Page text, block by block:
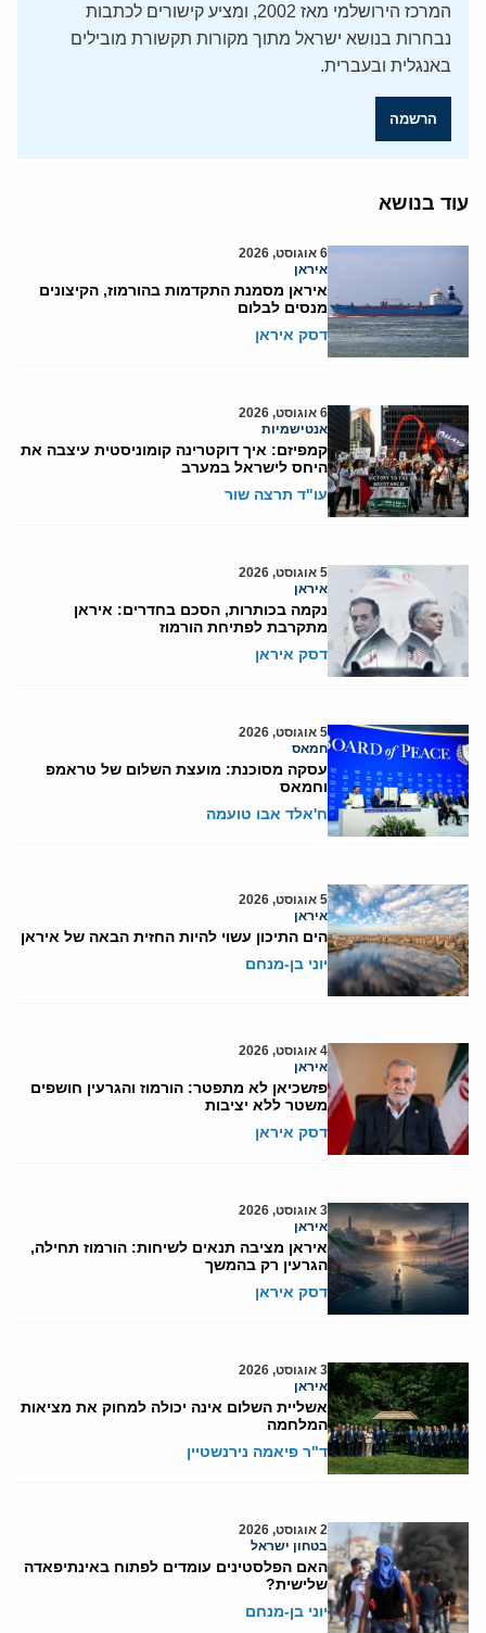
המרכז הירושלמי מאז 2002, ומציע קישורים לכתבות
נבחרות בנושא ישראל מתוך מקורות תקשורת מובילים
באנגלית ובעברית.
הרשמה
עוד בנושא
6 אוגוסט, 2026
איראן
איראן מסמנת התקדמות בהורמוז, הקיצונים
מנסים לבלום
דסק איראן
6 אוגוסט, 2026
אנטישמיות
קמפיזם: איך דוקטרינה קומוניסטית עיצבה את
היחס לישראל במערב
עו"ד תרצה שור
5 אוגוסט, 2026
איראן
נקמה בכותרות, הסכם בחדרים: איראן
מתקרבת לפתיחת הורמוז
דסק איראן
5 אוגוסט, 2026
חמאס
עסקה מסוכנת: מועצת השלום של טראמפ
וחמאס
ח'אלד אבו טועמה
5 אוגוסט, 2026
איראן
הים התיכון עשוי להיות החזית הבאה של איראן
יוני בן-מנחם
4 אוגוסט, 2026
איראן
פזשכיאן לא מתפטר: הורמוז והגרעין חושפים
משטר ללא יציבות
דסק איראן
3 אוגוסט, 2026
איראן
איראן מציבה תנאים לשיחות: הורמוז תחילה,
הגרעין רק בהמשך
דסק איראן
3 אוגוסט, 2026
איראן
אשליית השלום אינה יכולה למחוק את מציאות
המלחמה
ד"ר פיאמה נירנשטיין
2 אוגוסט, 2026
בטחון ישראל
האם הפלסטינים עומדים לפתוח באינתיפאדה
שלישית?
יוני בן-מנחם